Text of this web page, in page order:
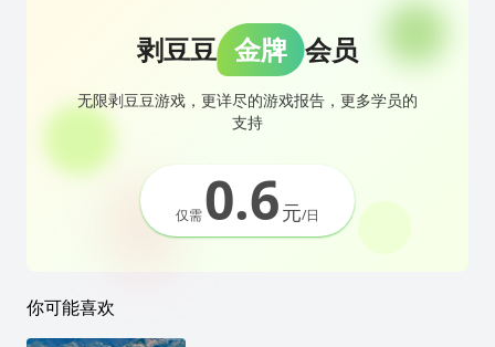
剥豆豆 金牌 会员
无限剥豆豆游戏，更详尽的游戏报告，更多学员的
支持
仅需0.6元/日
你可能喜欢